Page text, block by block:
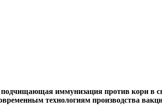
подчищающая иммунизация против кори в
технологиям производства